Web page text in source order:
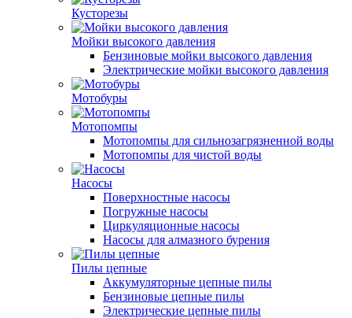
Кусторезы
Мойки высокого давления
Бензиновые мойки высокого давления
Электрические мойки высокого давления
Мотобуры
Мотопомпы
Мотопомпы для сильнозагрязненной воды
Мотопомпы для чистой воды
Насосы
Поверхностные насосы
Погружные насосы
Циркуляционные насосы
Насосы для алмазного бурения
Пилы цепные
Аккумуляторные цепные пилы
Бензиновые цепные пилы
Электрические цепные пилы